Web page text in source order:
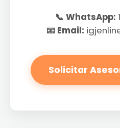
📞 WhatsApp:
📧 Email:
Solicitar